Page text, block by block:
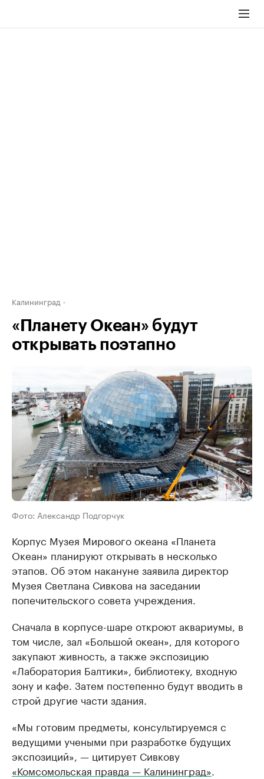
Калининград
«Планету Океан» будут
открывать поэтапно
Фото: Александр Подгорчук
Корпус Музея Мирового океана «Планета
Океан» планируют открывать в несколько
этапов. Об этом накануне заявила директор
Музея Светлана Сивкова на заседании
попечительского совета учреждения.
Сначала в корпусе-шаре откроют аквариумы, в
том числе, зал «Большой океан», для которого
закупают живность, а также экспозицию
«Лаборатория Балтики», библиотеку, входную
зону и кафе. Затем постепенно будут вводить в
строй другие части здания.
«Мы готовим предметы, консультируемся с
ведущими учеными при разработке будущих
экспозиций», — цитирует Сивкову
«Комсомольская правда — Калининград»